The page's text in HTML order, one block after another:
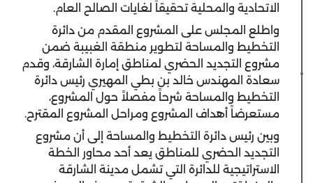
الاتحادية والمحلية تحقيقاً لغايات الصالح العام.
واطلع المجلس على المشروع المقدم من دائرة
التخطيط والمساحة لتطوير منطقة الغبيبة ضمن
مشروع التجديد الحضري لمناطق إمارة الشارقة، وقدم
سعادة المهندس خالد بن بطي المهيري رئيس دائرة
التخطيط والمساحة شرحاً مفصلاً حول المشروع،
مستعرضاً أهداف المشروع ومراحل المشروع المقترح.
وبين رئيس دائرة التخطيط والمساحة إلى أن مشروع
التجديد الحضري للمناطق يعد أحد محاور الخطة
الاستراتيجية للدائرة التي تشمل مدينة الشارقة